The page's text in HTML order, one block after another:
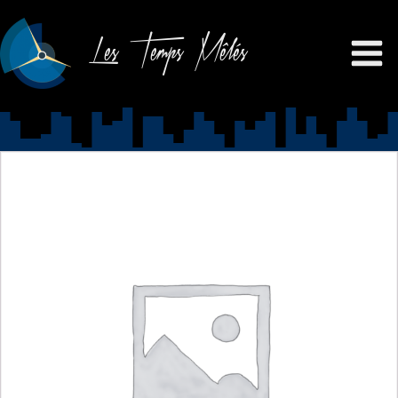
Les Temps Mêlés